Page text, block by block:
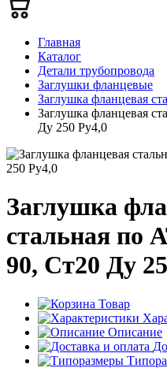
Главная
Каталог
Детали трубопровода
Заглушки фланцевые
Заглушка фланцевая
Заглушка фланцевая
Ду 250 Ру4,0
Заглушка
стальная по
90, Ст20 Ду
Товар
Описание